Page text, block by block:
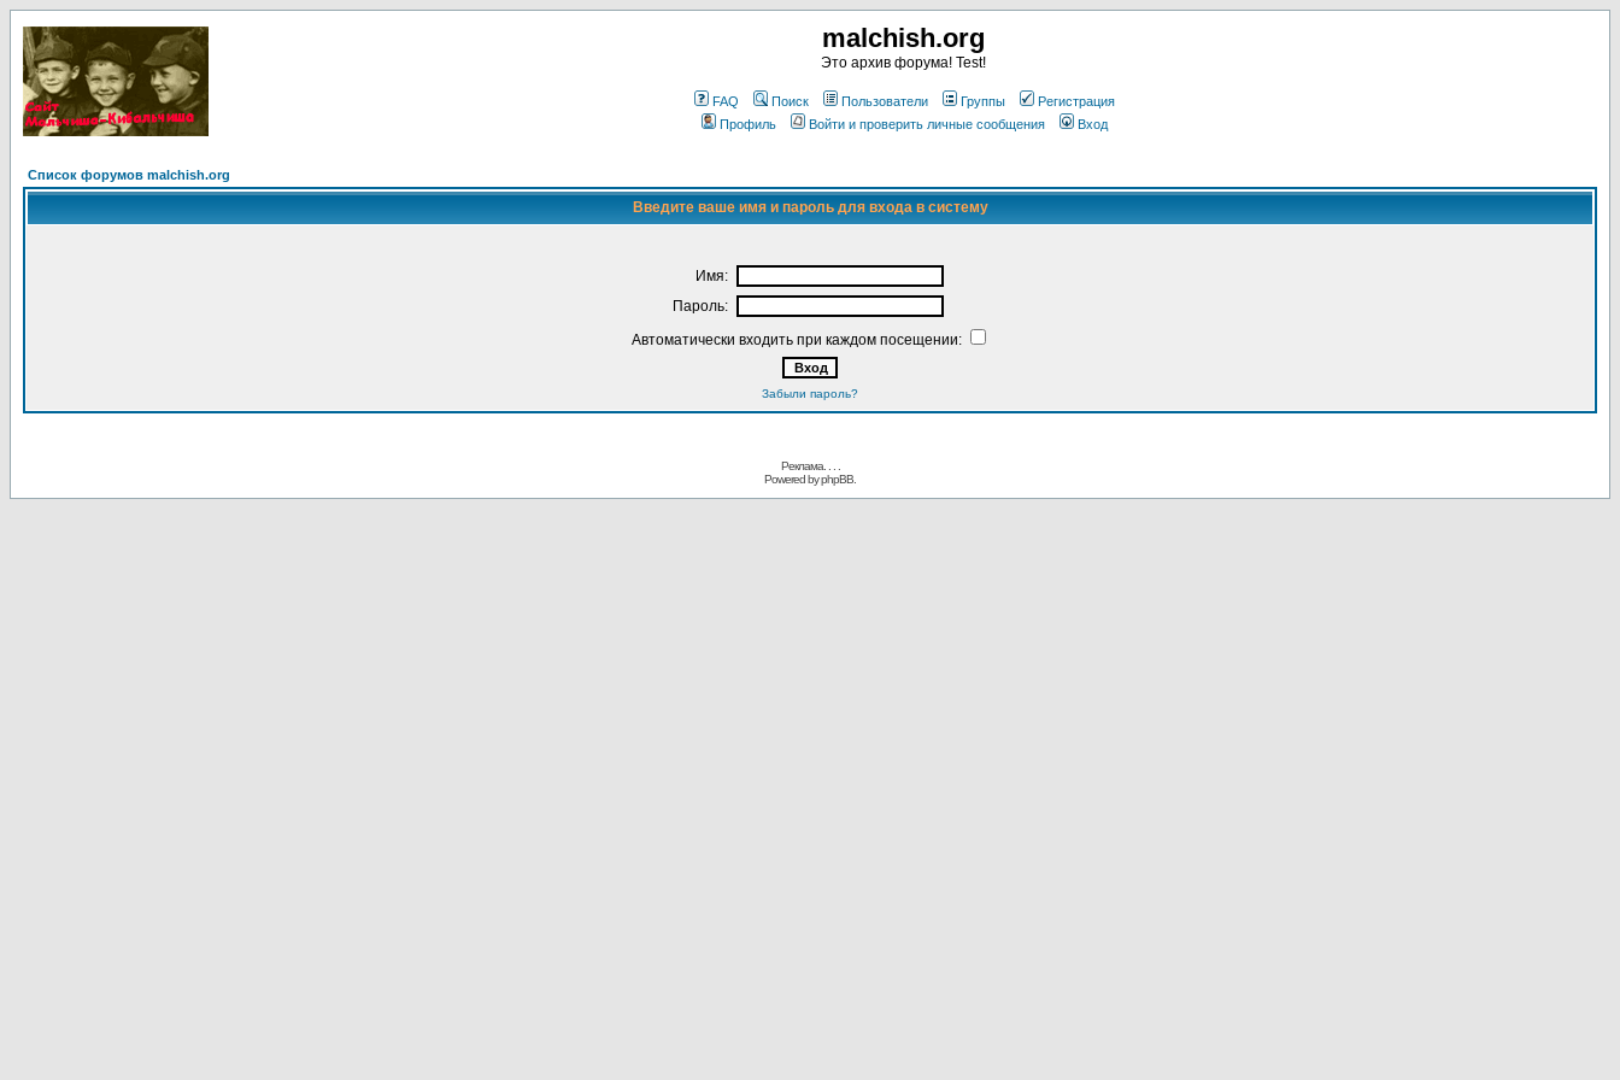
malchish.org
Это архив форума! Test!
FAQ Поиск Пользователи Группы
Регистрация
Профиль
Войти и проверить личные сообщения Вход
Список форумов malchish.org
Введите ваше имя и пароль для входа в систему
Имя:
Пароль:
Автоматически входить при каждом посещении:
Забыли пароль?
Реклама. . .
Powered byphpBB.